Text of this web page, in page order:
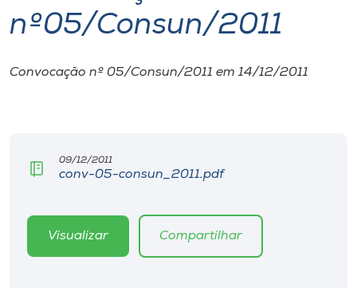
I.nova
Diplomados
CPA
Biblioteca
nº05/Consun/2011
Convocação nº 05/Consun/2011 em 14/12/2011
09/12/2011
conv-05-consun_2011.pdf
Visualizar Compartilhar